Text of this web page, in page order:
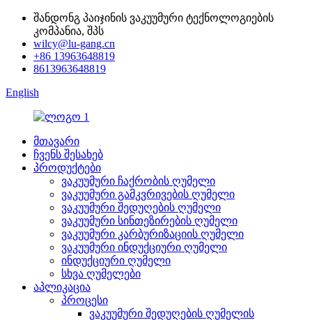
შანდონგ პაიჯინის ვაკუუმური ტექნოლოგიების
კომპანია, შპს
wilcy@lu-gang.cn
+86 13963648819
8613963648819
English
მთავარი
ჩვენს შესახებ
პროდუქტები
ვაკუუმური ჩაქრობის ღუმელი
ვაკუუმური გამკვრივების ღუმელი
ვაკუუმური შედუღების ღუმელი
ვაკუუმური სინთეზირების ღუმელი
ვაკუუმური კარბურიზაციის ღუმელი
ვაკუუმური ინდუქციური ღუმელი
ინდუქციური ღუმელი
სხვა ღუმელები
აპლიკაცია
პროცესი
ვაკუუმური შედუღების ღუმელის